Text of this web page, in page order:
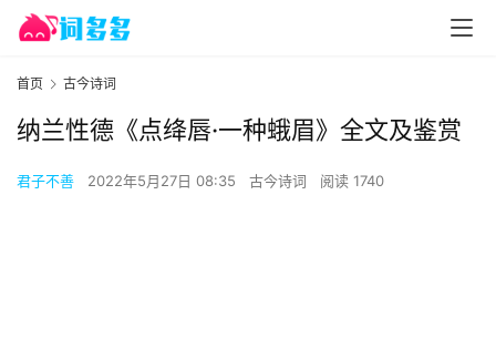
首页 古今诗词
纳兰性德《点绛唇·一种蛾眉》全文及鉴赏
君子不善 2022年5月27日 08:35 古今诗词 阅读 1740